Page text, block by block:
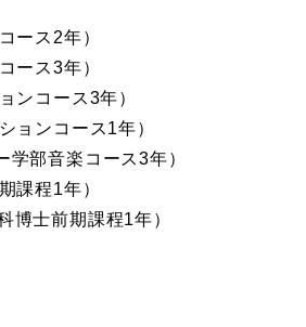
ース2年）
ース3年）
ンコース3年）
ョンコース1年）
学部音楽コース3年）
課程1年）
博士前期課程1年）